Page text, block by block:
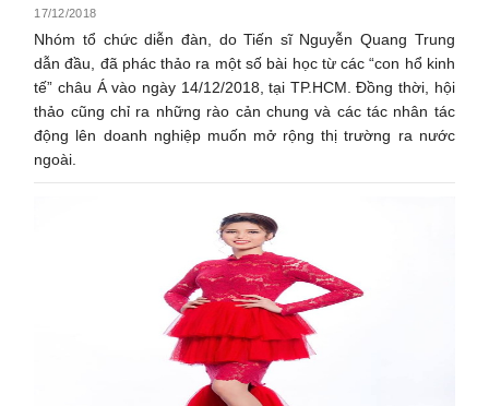
17/12/2018
Nhóm tổ chức diễn đàn, do Tiến sĩ Nguyễn Quang Trung
dẫn đầu, đã phác thảo ra một số bài học từ các “con hổ kinh
tế” châu Á vào ngày 14/12/2018, tại TP.HCM. Đồng thời, hội
thảo cũng chỉ ra những rào cản chung và các tác nhân tác
động lên doanh nghiệp muốn mở rộng thị trường ra nước
ngoài.